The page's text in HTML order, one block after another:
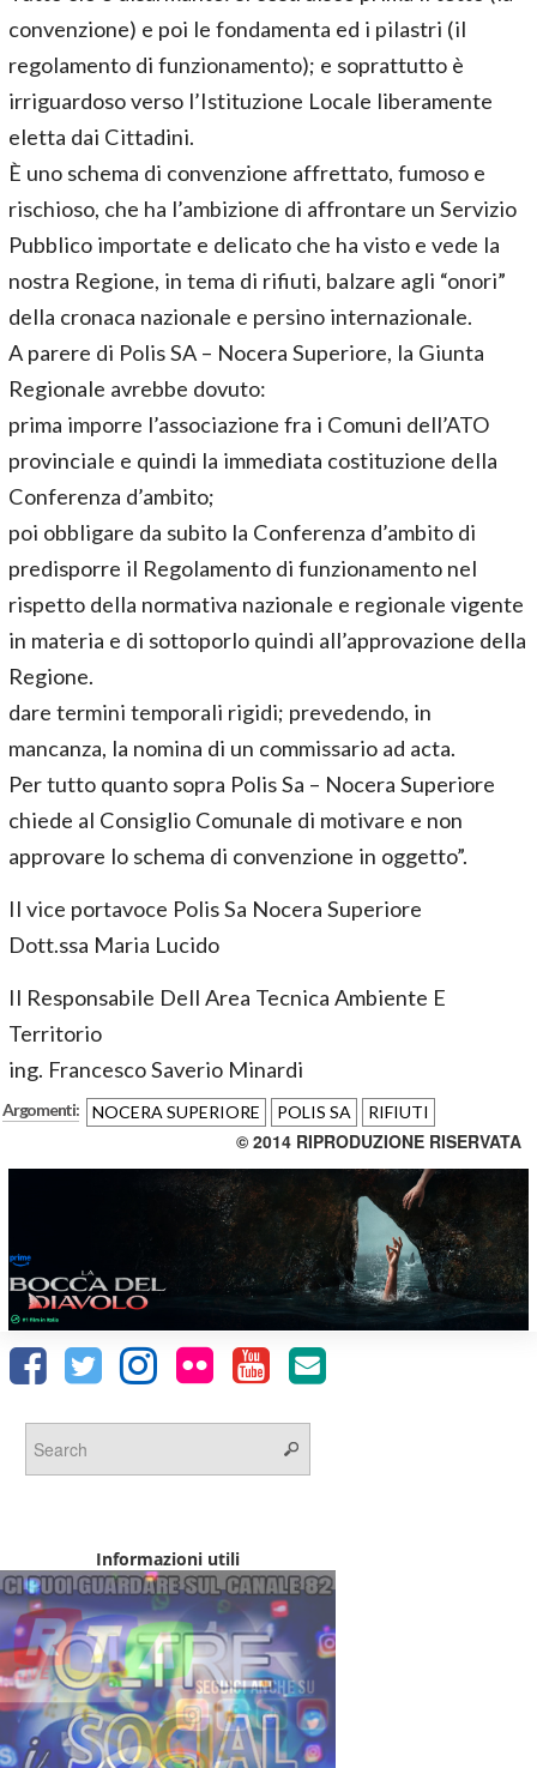
convenzione) e poi le fondamenta ed i pilastri (il
regolamento di funzionamento); e soprattutto è
irriguardoso verso l’Istituzione Locale liberamente
eletta dai Cittadini.
È uno schema di convenzione affrettato, fumoso e
rischioso, che ha l’ambizione di affrontare un Servizio
Pubblico importate e delicato che ha visto e vede la
nostra Regione, in tema di rifiuti, balzare agli “onori”
della cronaca nazionale e persino internazionale.
A parere di Polis SA – Nocera Superiore, la Giunta
Regionale avrebbe dovuto:
prima imporre l’associazione fra i Comuni dell’ATO
provinciale e quindi la immediata costituzione della
Conferenza d’ambito;
poi obbligare da subito la Conferenza d’ambito di
predisporre il Regolamento di funzionamento nel
rispetto della normativa nazionale e regionale vigente
in materia e di sottoporlo quindi all’approvazione della
Regione.
dare termini temporali rigidi; prevedendo, in
mancanza, la nomina di un commissario ad acta.
Per tutto quanto sopra Polis Sa – Nocera Superiore
chiede al Consiglio Comunale di motivare e non
approvare lo schema di convenzione in oggetto”.
Il vice portavoce Polis Sa Nocera Superiore
Dott.ssa Maria Lucido
Il Responsabile Dell Area Tecnica Ambiente E
Territorio
ing. Francesco Saverio Minardi
Argomenti: NOCERA SUPERIORE POLIS SA RIFIUTI
© 2014 RIPRODUZIONE RISERVATA
Informazioni utili